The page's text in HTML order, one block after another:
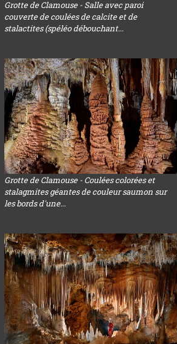
Grotte de Clamouse - Salle avec paroi
couverte de coulées de calcite et de
stalactites (spéléo débouchant...
Grotte de Clamouse - Coulées colorées et
stalagmites géantes de couleur saumon sur
les bords d'une...